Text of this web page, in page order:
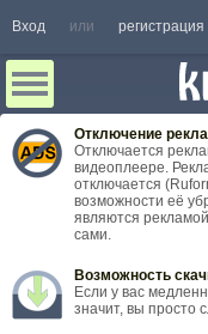
Вход или регистрация
Отключение
Отключается
видеоплеере.
отключается
возможности её
являются
сами.
Возможность
Если у вас
значит, вы просто